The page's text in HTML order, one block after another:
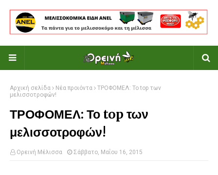
Αρχική σελίδα Νέα προιόντα
ΤΡΟΦΟΜΕΛ: Το top των
μελισσοτροφών!
ΤΡΟΦΟΜΕΛ: Το top των
μελισσοτροφών!
Ορεινή Μέλισσα Σάββατο, Μαΐου 16, 2015